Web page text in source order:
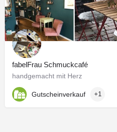
fabelFrau Schmuckcafé
handgemacht mit Herz
Gutscheinverkauf +1